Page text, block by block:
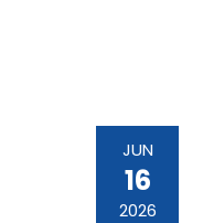
JUN
16
2026